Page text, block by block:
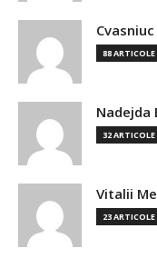
88 ARTICOLE
Nadejda
32 ARTICOLE
Vitalii
23 ARTICOLE